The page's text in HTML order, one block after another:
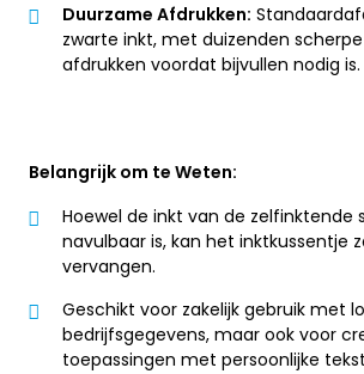
Duurzame Afdrukken:
zwarte inkt, met duizenden
afdrukken voordat bijvullen nodig is.
Belangrijk om te Weten:
Hoewel de inkt van de zelfinktende
navulbaar is, kan het inktkussentje
vervangen.
Geschikt voor zakelijk gebruik met
bedrijfsgegevens, maar ook voor
toepassingen met persoonlijke